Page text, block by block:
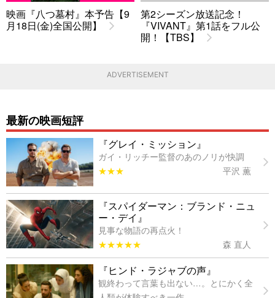
映画『八つ墓村』本予告【9
月18日(金)全国公開】
第2シーズン放送記念！
『VIVANT』第1話をフル公
開！【TBS】
ADVERTISEMENT
最新の映画短評
『グレイ・ミッション』
ガイ・リッチー監督のあのノリが快調
★★★
平沢 薫
『スパイダーマン：ブランド・ニュ
ー・デイ』
見事な物語の再点火！
★★★★★
森 直人
『ヒンド・ラジャブの声』
観終わって言葉も出ない…。とにかく全